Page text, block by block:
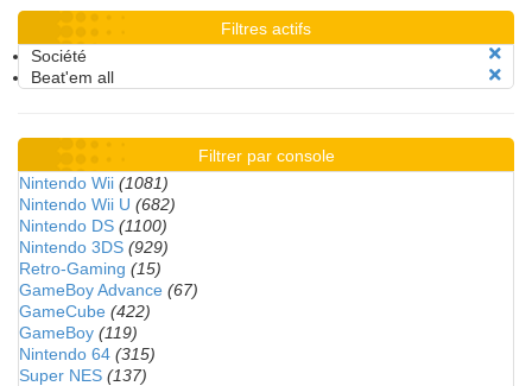
Filtres actifs
Société
Beat'em all
Filtrer par console
Nintendo Wii (1081)
Nintendo Wii U (682)
Nintendo DS (1100)
Nintendo 3DS (929)
Retro-Gaming (15)
GameBoy Advance (67)
GameCube (422)
GameBoy (119)
Nintendo 64 (315)
Super NES (137)